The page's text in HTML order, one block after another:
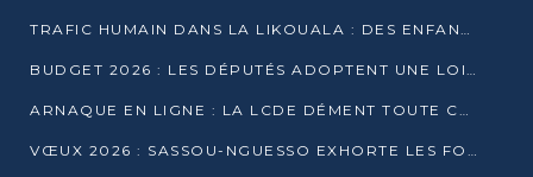
TRAFIC HUMAIN DANS LA LIKOUALA : DES ENFANTS AUTOCHTONES RÉDUITS AU TRAVAIL FORCÉ
BUDGET 2026 : LES DÉPUTÉS ADOPTENT UNE LOI DES FINANCES DE PLUS DE 2500 MILLIARDS FCFA
ARNAQUE EN LIGNE : LA LCDE DÉMENT TOUTE CAMPAGNE DE RECRUTEMENT
VŒUX 2026 : SASSOU-NGUESSO EXHORTE LES FORCES VIVES À RENFORCER L’UNITÉ